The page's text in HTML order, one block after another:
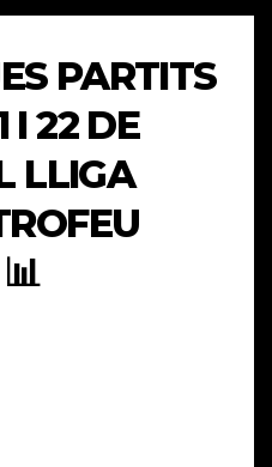
PARTITS
I 22 DE
LLIGA